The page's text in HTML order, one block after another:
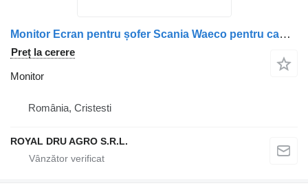
Monitor Ecran pentru șofer Scania Waeco pentru camion M7LX
Preț la cerere
Monitor
România, Cristesti
ROYAL DRU AGRO S.R.L.